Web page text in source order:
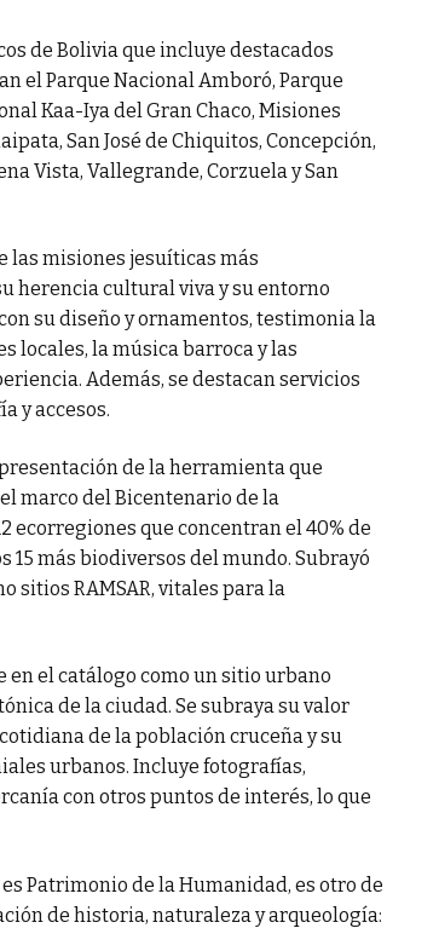
de Bolivia que incluye destacados
el Parque Nacional Amboró, Parque
Kaa-Iya del Gran Chaco, Misiones
San José de Chiquitos, Concepción,
Vista, Vallegrande, Corzuela y San
las misiones jesuíticas más
herencia cultural viva y su entorno
su diseño y ornamentos, testimonia la
locales, la música barroca y las
Además, se destacan servicios
y accesos.
de la herramienta que
marco del Bicentenario de la
ecorregiones que concentran el 40% de
más biodiversos del mundo. Subrayó
sitios RAMSAR, vitales para la
en el catálogo como un sitio urbano
de la ciudad. Se subraya su valor
de la población cruceña y su
urbanos. Incluye fotografías,
con otros puntos de interés, lo que
Patrimonio de la Humanidad, es otro de
de historia, naturaleza y arqueología: